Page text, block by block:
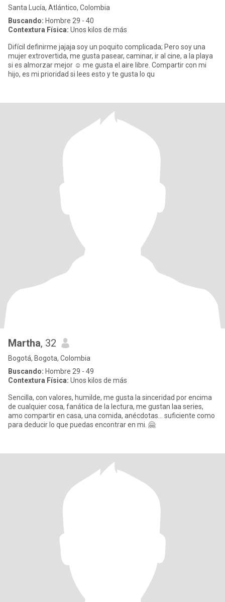
Santa Lucía, Atlántico, Colombia
Buscando: Hombre 29 - 40
Contextura Física: Unos kilos de más
Difícil definirme jajaja soy un poquito complicada; Pero soy una
mujer extrovertida, me gusta pasear, caminar, ir al cine, a la playa
si es almorzar mejor ☺️ me gusta el aire libre. Compartir con mi
hijo, es mi prioridad si lees esto y te gusta lo qu
Martha, 32
Bogotá, Bogota, Colombia
Buscando: Hombre 29 - 49
Contextura Física: Unos kilos de más
Sencilla, con valores, humilde, me gusta la sinceridad por encima
de cualquier cosa, fanática de la lectura, me gustan laa series,
amo compartir en casa, una comida, anécdotas... suficiente como
para deducir lo que puedas encontrar en mi. 🤗